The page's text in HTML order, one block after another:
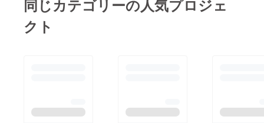
同じカテゴリーの人気プロジェ
クト